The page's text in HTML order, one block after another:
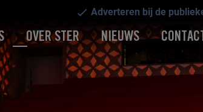
Adverteren bij de
OVER STER NIEUWS